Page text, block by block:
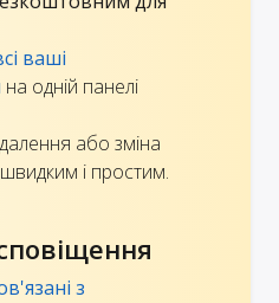
ваші
на одній панелі
або зміна
швидким і простим.
з